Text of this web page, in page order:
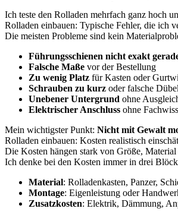
Ich teste den Rolladen mehrfach ganz hoch
Rolladen einbauen: Typische Fehler, die ich
Die meisten Probleme sind kein
Führungsschienen nicht exakt
Falsche Maße vor der Bestellung
Zu wenig Platz für Kasten oder
Schrauben zu kurz oder falsche Dübel
Unebener Untergrund ohne
Elektrischer Anschluss ohne
Mein wichtigster Punkt: Nicht mit Gewalt
Rolladen einbauen: Kosten realistisch
Die Kosten hängen stark von Größe,
Ich denke bei den Kosten immer in drei
Material: Rolladenkasten, Panzer,
Montage: Eigenleistung oder
Zusatzkosten: Elektrik, Dämmung,